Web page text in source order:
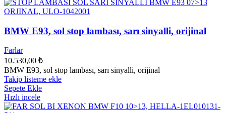
BMW E93, sol stop lambası, sarı sinyalli, orijinal
Farlar
10.530,00 ₺
BMW E93, sol stop lambası, sarı sinyalli, orijinal
Takip listeme ekle
Sepete Ekle
Hızlı incele